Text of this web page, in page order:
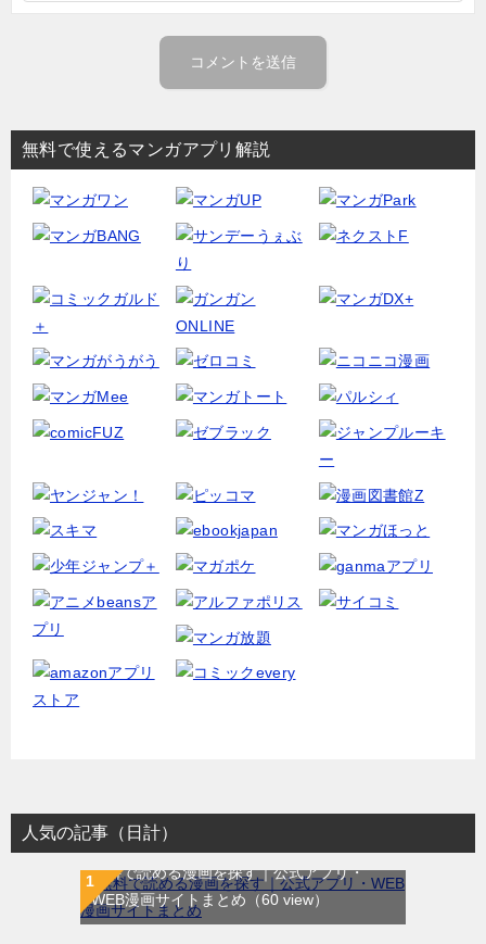
無料で使えるマンガアプリ解説
人気の記事（日計）
無料で読める漫画を探す｜公式アプリ・
WEB漫画サイトまとめ （60 view）
WEB漫画サイト一覧｜ブラウザで無料漫画